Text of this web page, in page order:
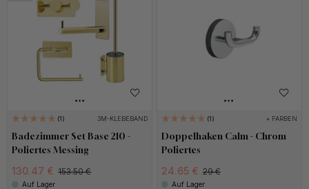
1 3M-KLEBEBAND
Badezimmer Set Base 210 -
Poliertes Messing
130.47 € 153.50 €
Auf Lager
1 + FARBEN
Doppelhaken Calm - Chrom
Poliertes
24.65 € 29 €
Auf Lager